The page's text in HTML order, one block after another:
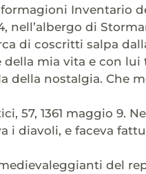
Inventario
nell’albergo di
di coscritti salpa
mia vita e con
della nostalgia. Che
57, 1361 maggio 9.
diavoli, e faceva
del